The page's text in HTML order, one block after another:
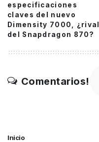
especificaciones
claves del nuevo
Dimensity 7000, ¿rival
del Snapdragon 870?
Comentarios!
Inicio